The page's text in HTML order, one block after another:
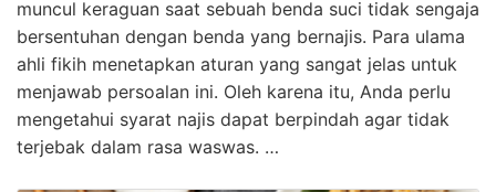
muncul keraguan saat sebuah benda suci tidak sengaja
bersentuhan dengan benda yang bernajis. Para ulama
ahli fikih menetapkan aturan yang sangat jelas untuk
menjawab persoalan ini. Oleh karena itu, Anda perlu
mengetahui syarat najis dapat berpindah agar tidak
terjebak dalam rasa waswas. …